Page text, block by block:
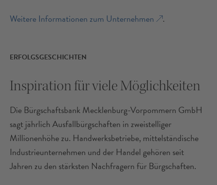
Weitere Informationen zum Unternehmen
.
ERFOLGSGESCHICHTEN
Inspiration für viele Möglichkeiten
Die Bürgschaftsbank Mecklenburg-Vorpommern GmbH
sagt jährlich Ausfallbürgschaften in zweistelliger
Millionenhöhe zu. Handwerksbetriebe, mittelständische
Industrieunternehmen und der Handel gehören seit
Jahren zu den stärksten Nachfragern für Bürgschaften.
Erfolgreiche